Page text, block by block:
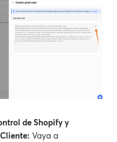
de Shopify y
Vaya a